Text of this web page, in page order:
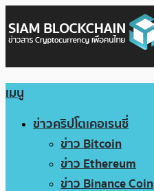
เมนู
ข่าวคริปโตเคอเรนซี่
ข่าว Bitcoin
ข่าว Ethereum
ข่าว Binance Coin